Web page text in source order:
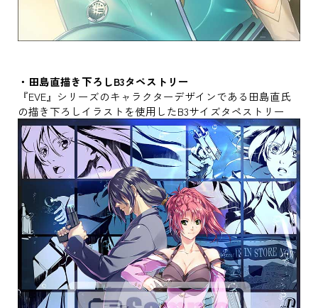
・田島直描き下ろしB3タペストリー
『EVE』シリーズのキャラクターデザインである田島直氏
の描き下ろしイラストを使用したB3サイズタペストリー